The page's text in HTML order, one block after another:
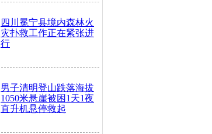
四川冕宁县境内森林火
灾扑救工作正在紧张进
行
男子清明登山跌落海拔
1050米悬崖被困1天1夜
直升机悬停救起